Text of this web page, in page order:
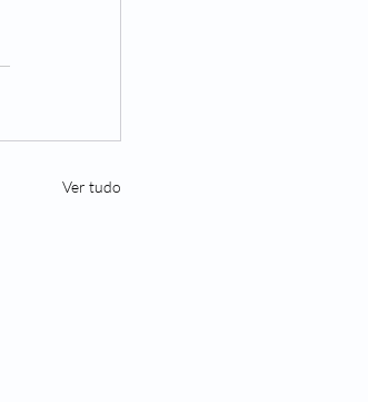
Ver tudo